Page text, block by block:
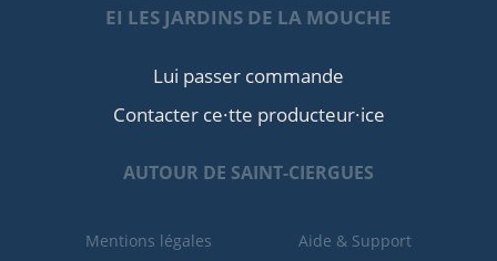
EI LES JARDINS DE LA MOUCHE
Lui passer commande
Contacter ce·tte producteur·ice
AUTOUR DE SAINT-CIERGUES
Mentions légales Aide & Support